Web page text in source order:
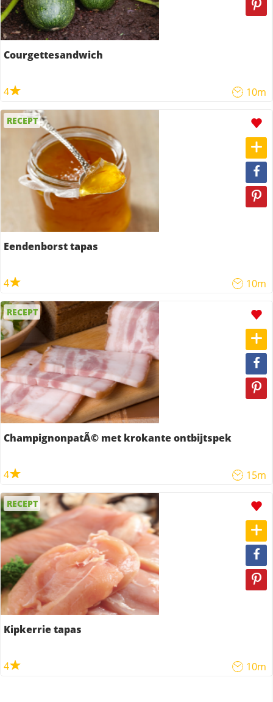
Courgettesandwich
4 10m
RECEPT
Eendenborst tapas
4 10m
RECEPT
ChampignonpatÃ© met krokante ontbijtspek
4 15m
RECEPT
Kipkerrie tapas
4 10m